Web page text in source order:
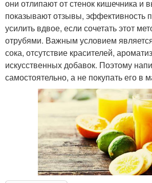
они отлипают от стенок кишечника и
показывают отзывы, эффективность
усилить вдвое, если сочетать этот
отрубями. Важным условием
сока, отсутствие красителей,
искусственных добавок. Поэтому
самостоятельно, а не покупать его в